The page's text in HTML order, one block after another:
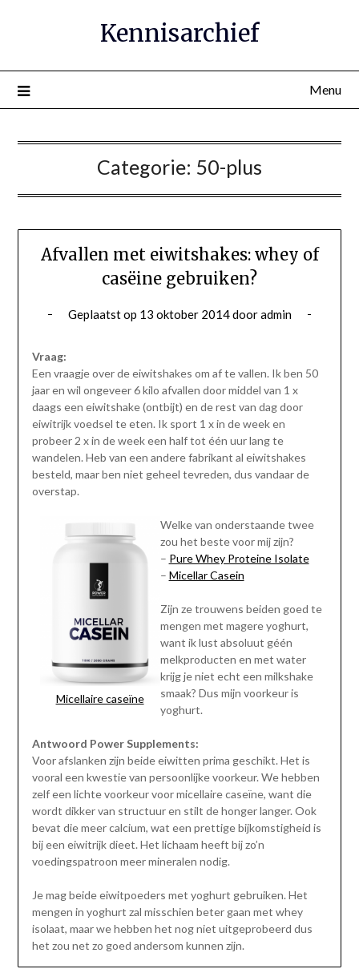
inhoud
Kennisarchief
Menu
Categorie: 50-plus
Afvallen met eiwitshakes: whey of
casëine gebruiken?
Geplaatst op 13 oktober 2014dooradmin
Vraag:
Een vraagje over de eiwitshakes om af te vallen. Ik ben 50
jaar en wil ongeveer 6 kilo afvallen door middel van 1 x
daags een eiwitshake (ontbijt) en de rest van dag door
eiwitrijk voedsel te eten. Ik sport 1 x in de week en
probeer 2 x in de week een half tot één uur lang te
wandelen. Heb van een andere fabrikant al eiwitshakes
besteld, maar ben niet geheel tevreden, dus vandaar de
overstap.
Micellaire caseïne
Welke van onderstaande twee
zou het beste voor mij zijn?
– Pure Whey Proteine Isolate
– Micellar Casein
Zijn ze trouwens beiden goed te
mengen met magere yoghurt,
want ik lust absoluut géén
melkproducten en met water
krijg je niet echt een milkshake
smaak? Dus mijn voorkeur is
yoghurt.
Antwoord Power Supplements:
Voor afslanken zijn beide eiwitten prima geschikt. Het is
vooral een kwestie van persoonlijke voorkeur. We hebben
zelf een lichte voorkeur voor micellaire caseïne, want die
wordt dikker van structuur en stilt de honger langer. Ook
bevat die meer calcium, wat een prettige bijkomstigheid is
bij een eiwitrijk dieet. Het lichaam heeft bij zo’n
voedingspatroon meer mineralen nodig.
Je mag beide eiwitpoeders met yoghurt gebruiken. Het
mengen in yoghurt zal misschien beter gaan met whey
isolaat, maar we hebben het nog niet uitgeprobeerd dus
het zou net zo goed andersom kunnen zijn.